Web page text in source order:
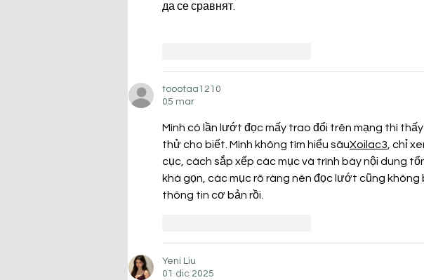
да се сравнят.
toootaa1210
05 mar
Mình có lần lướt đọc mấy trao đổi trên mạng thì
thử cho biết. Mình không tìm hiểu sâuXoilac3, chỉ
cục, cách sắp xếp các mục và trình bày nội dung
khá gọn, các mục rõ ràng nên đọc lướt cũng không
thông tin cơ bản rồi.
Yeni Liu
01 dic 2025